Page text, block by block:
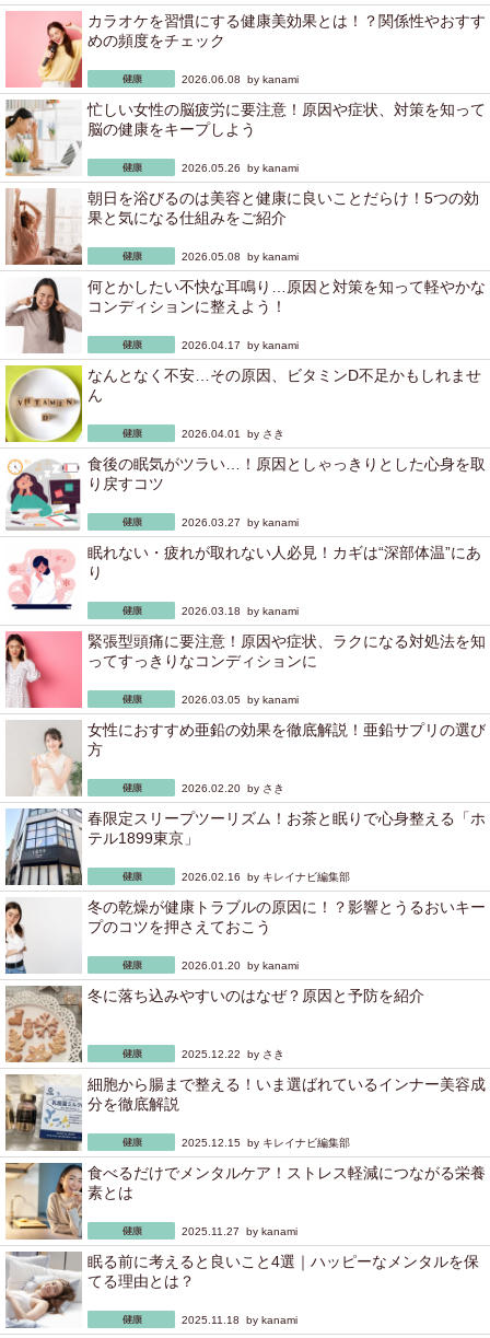
カラオケを習慣にする健康美効果とは！？関係性やおすす
めの頻度をチェック
2026.06.08 by kanami
忙しい女性の脳疲労に要注意！原因や症状、対策を知って
脳の健康をキープしよう
2026.05.26 by kanami
朝日を浴びるのは美容と健康に良いことだらけ！5つの効
果と気になる仕組みをご紹介
2026.05.08 by kanami
何とかしたい不快な耳鳴り…原因と対策を知って軽やかな
コンディションに整えよう！
2026.04.17 by kanami
なんとなく不安…その原因、ビタミンD不足かもしれませ
ん
2026.04.01 by さき
食後の眠気がツラい…！原因としゃっきりとした心身を取
り戻すコツ
2026.03.27 by kanami
眠れない・疲れが取れない人必見！カギは“深部体温”にあ
り
2026.03.18 by kanami
緊張型頭痛に要注意！原因や症状、ラクになる対処法を知
ってすっきりなコンディションに
2026.03.05 by kanami
女性におすすめ亜鉛の効果を徹底解説！亜鉛サプリの選び
方
2026.02.20 by さき
春限定スリープツーリズム！お茶と眠りで心身整える「ホ
テル1899東京」
2026.02.16 by キレイナビ編集部
冬の乾燥が健康トラブルの原因に！？影響とうるおいキー
プのコツを押さえておこう
2026.01.20 by kanami
冬に落ち込みやすいのはなぜ？原因と予防を紹介
2025.12.22 by さき
細胞から腸まで整える！いま選ばれているインナー美容成
分を徹底解説
2025.12.15 by キレイナビ編集部
食べるだけでメンタルケア！ストレス軽減につながる栄養
素とは
2025.11.27 by kanami
眠る前に考えると良いこと4選｜ハッピーなメンタルを保
てる理由とは？
2025.11.18 by kanami